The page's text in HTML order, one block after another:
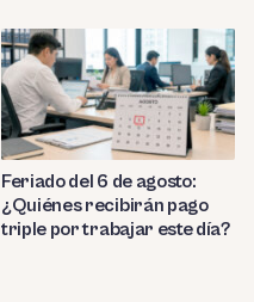
Feriado del 6 de agosto:
¿Quiénes recibirán pago
triple por trabajar este día?